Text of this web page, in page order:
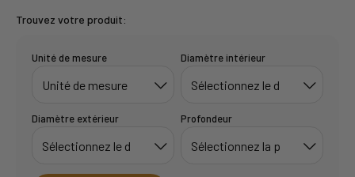
Trouvez votre produit:
Unité de mesure Diamètre intérieur
Diamètre extérieur Profondeur